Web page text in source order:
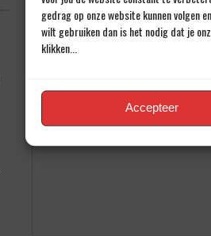
gedrag op onze website kunnen volgen
wilt gebruiken dan is het nodig dat je
klikken...
Accepteer
Geef een reactie
Jouw e-mailadres wordt niet